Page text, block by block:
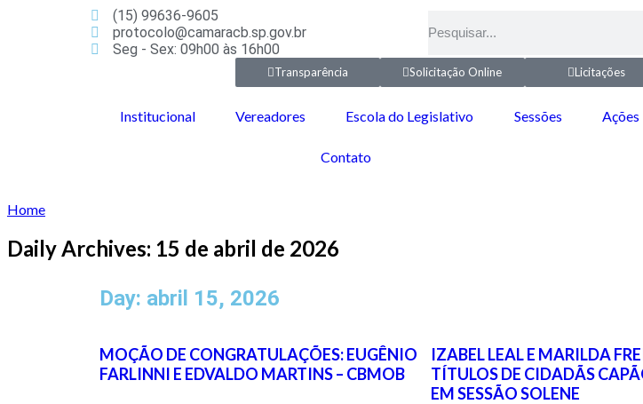
(15) 99636-9605
protocolo@camaracb.sp.gov.br
Seg - Sex: 09h00 às 16h00
Transparência Solicitação Online Licitações
Institucional Vereadores Escola do Legislativo Sessões Ações
Contato
Home
Daily Archives: 15 de abril de 2026
Day: abril 15, 2026
MOÇÃO DE CONGRATULAÇÕES: EUGÊNIO
FARLINNI E EDVALDO MARTINS – CBMOB
IZABEL LEAL E MARILDA
TÍTULOS DE CIDADÃS
EM SESSÃO SOLENE